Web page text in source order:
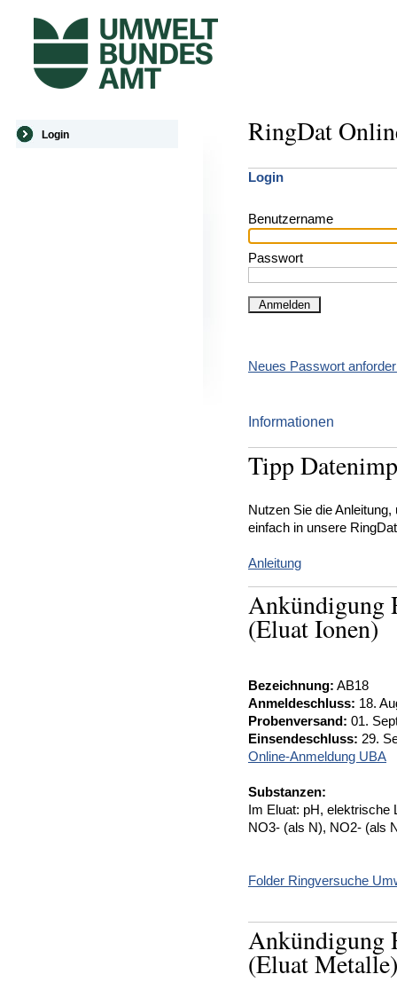
Login RingDat
Login
Benutzername
Passwort
Neues Passwort
Informationen
Tipp
Nutzen Sie die
einfach in unsere
Anleitung
Ankündigung
(Eluat Ionen)
Bezeichnung: AB18
Anmeldeschluss: 18.
Probenversand: 01.
Einsendeschluss: 29.
Online-Anmeldung UBA
Substanzen:
Im Eluat: pH, elektrische
NO3- (als N), NO2- (als
Folder Ringversuche
Ankündigung
(Eluat Metalle)